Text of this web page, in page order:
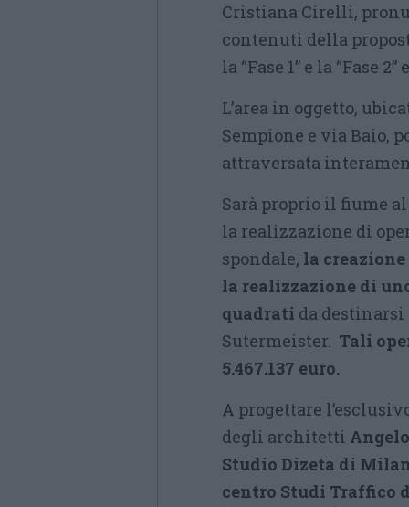
Cristiana Cirelli,
contenuti della
la “Fase 1” e la “Fase
L’area in oggetto,
Sempione e via Baio,
attraversata
Sarà proprio il fiume
la realizzazione di
spondale, la
la realizzazione di
quadrati da
Sutermeister. Tali
5.467.137 euro.
A progettare
degli architetti
Studio Dizeta di
centro Studi Traffico